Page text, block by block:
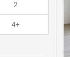
2
4+